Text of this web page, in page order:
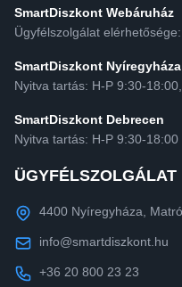
SmartDiszkont Webáruház
Ügyfélszolgálat
SmartDiszkont Nyíregyháza
Nyitva tartás: H-P 9:30-
SmartDiszkont Debrecen
Nyitva tartás: H-P 9:30-
ÜGYFÉLSZOLGÁLAT
4400 Nyíregyháza,
info@smartdiszkont.hu
+36 20 800 23 23